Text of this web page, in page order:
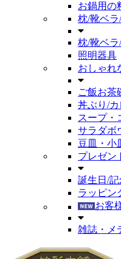
お鍋用の
枕/靴ベ
枕/靴ベ
照明器具
おしゃれ
ご飯お茶
丼ぶり/カ
スープ・
サラダボ
豆皿・小
プレゼン
誕生日/記
ラッピン
お客
雑誌・メ